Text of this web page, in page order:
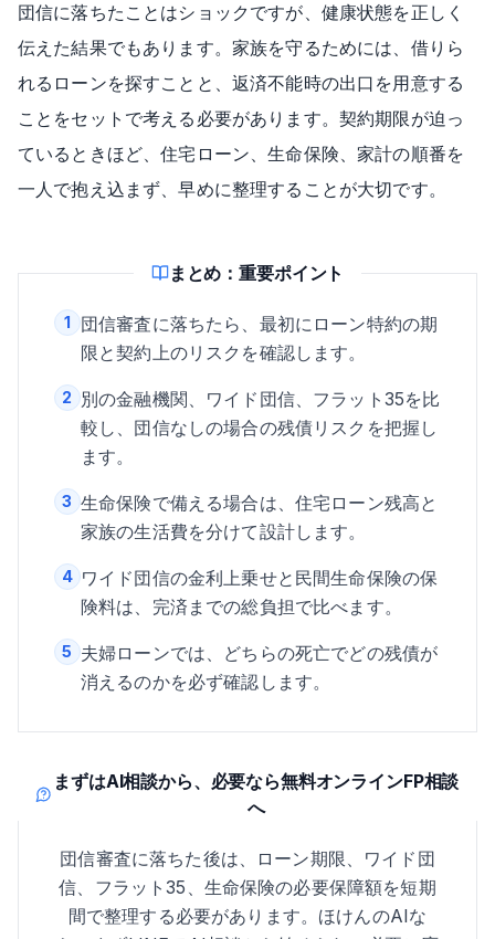
団信に落ちたことはショックですが、健康状態を正しく
伝えた結果でもあります。家族を守るためには、借りら
れるローンを探すことと、返済不能時の出口を用意する
ことをセットで考える必要があります。契約期限が迫っ
ているときほど、住宅ローン、生命保険、家計の順番を
一人で抱え込まず、早めに整理することが大切です。
まとめ：重要ポイント
1
団信審査に落ちたら、最初にローン特約の期
限と契約上のリスクを確認します。
2
別の金融機関、ワイド団信、フラット35を比
較し、団信なしの場合の残債リスクを把握し
ます。
3 生命保険で備える場合は、住宅ローン残高と
家族の生活費を分けて設計します。
4 ワイド団信の金利上乗せと民間生命保険の保
険料は、完済までの総負担で比べます。
5 夫婦ローンでは、どちらの死亡でどの残債が
消えるのかを必ず確認します。
まずはAI相談から、必要なら無料オンラインFP相談
へ
団信審査に落ちた後は、ローン期限、ワイド団
信、フラット35、生命保険の必要保障額を短期
間で整理する必要があります。ほけんのAIな